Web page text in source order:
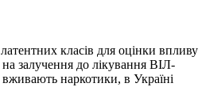
класів для оцінки впливу
на залучення до лікування ВІЛ-
наркотики, в Україні